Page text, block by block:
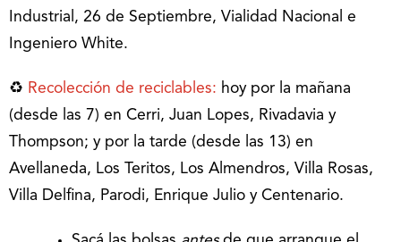
Industrial, 26 de Septiembre, Vialidad Nacional e
Ingeniero White.
♻️ Recolección de reciclables: hoy por la mañana
(desde las 7) en Cerri, Juan Lopes, Rivadavia y
Thompson; y por la tarde (desde las 13) en
Avellaneda, Los Teritos, Los Almendros, Villa Rosas,
Villa Delfina, Parodi, Enrique Julio y Centenario.